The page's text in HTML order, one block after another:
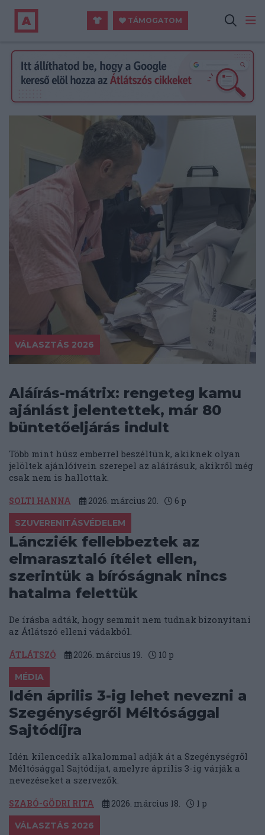
TÁMOGATOM
VÁLASZTÁS 2026
Aláírás-mátrix: rengeteg kamu
ajánlást jelentettek, már 80
büntetőeljárás indult
Több mint húsz emberrel beszéltünk, akiknek olyan
jelöltek ajánlóívein szerepel az aláírásuk, akikről még
csak nem is hallottak.
SOLTI HANNA 2026. március 20. 6 p
SZUVERENITÁSVÉDELEM
Láncziék fellebbeztek az
elmarasztaló ítélet ellen,
szerintük a bíróságnak nincs
hatalma felettük
De írásba adták, hogy semmit nem tudnak bizonyítani
az Átlátszó elleni vádakból.
ÁTLÁTSZÓ 2026. március 19. 10 p
MÉDIA
Idén április 3-ig lehet nevezni a
Szegénységről Méltósággal
Sajtódíjra
Idén kilencedik alkalommal adják át a Szegénységről
Méltósággal Sajtódíjat, amelyre április 3-ig várják a
nevezéseket a szervezők.
SZABÓ-GÖDRI RITA 2026. március 18. 1 p
VÁLASZTÁS 2026